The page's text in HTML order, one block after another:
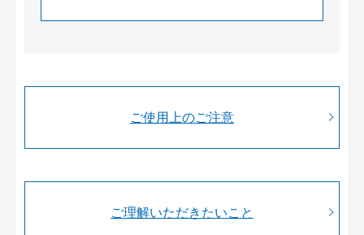
ご使用上のご注意
ご理解いただきたいこと